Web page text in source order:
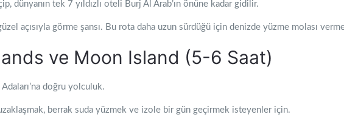
dünyanın tek 7 yıldızlı oteli Burj Al Arab’ın önüne kadar gidilir.
açısıyla görme şansı. Bu rota daha uzun sürdüğü için denizde yüzme molası
ve Moon Island (5-6 Saat)
doğru yolculuk.
berrak suda yüzmek ve izole bir gün geçirmek isteyenler için.